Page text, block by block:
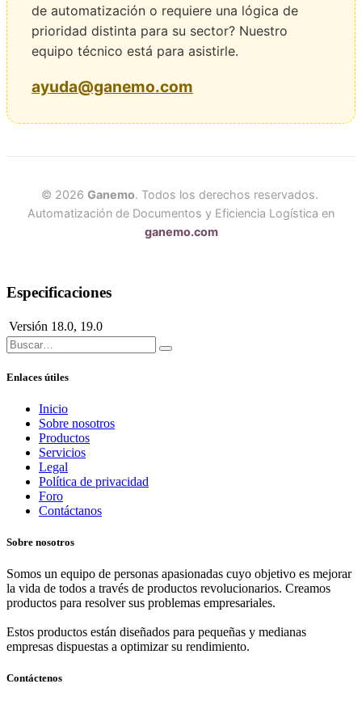
de automatización o requiere una lógica de
prioridad distinta para su sector? Nuestro
equipo técnico está para asistirle.
ayuda@ganemo.com
© 2026 Ganemo. Todos los derechos reservados.
Automatización de Documentos y Eficiencia Logística en
ganemo.com
Especificaciones
Versión 18.0, 19.0
Enlaces útiles
Inicio
Sobre nosotros
Productos
Servicios
Legal
Política de privacidad
Foro
Contáctanos
Sobre nosotros
Somos un equipo de personas apasionadas cuyo objetivo es mejorar
la vida de todos a través de productos revolucionarios. Creamos
productos para resolver sus problemas empresariales.
Estos productos están diseñados para pequeñas y medianas
empresas dispuestas a optimizar su rendimiento.
Contáctenos